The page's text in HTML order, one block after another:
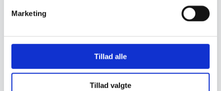
Marketing
Tillad alle
Tillad valgte
Teleskopværktøj